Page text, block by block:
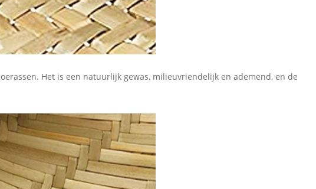
Het is een natuurlijk gewas, milieuvriendelijk en ademend, en de